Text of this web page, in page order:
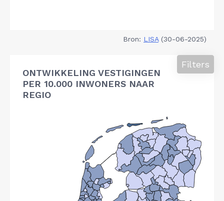
Bron: LISA(30-06-2025)
ONTWIKKELING VESTIGINGEN
PER 10.000 INWONERS NAAR
REGIO
Filters